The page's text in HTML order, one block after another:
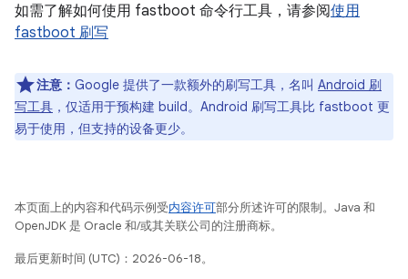
如需了解如何使用 fastboot 命令行工具，请参阅使用
fastboot 刷写
注意： Google 提供了一款额外的刷写工具，名叫 Android 刷
写工具 ，仅适用于预构建 build。Android 刷写工具比 fastboot 更
易于使用，但支持的设备更少。
本页面上的内容和代码示例受内容许可部分所述许可的限制。Java 和
OpenJDK 是 Oracle 和/或其关联公司的注册商标。
最后更新时间 (UTC)：2026-06-18。